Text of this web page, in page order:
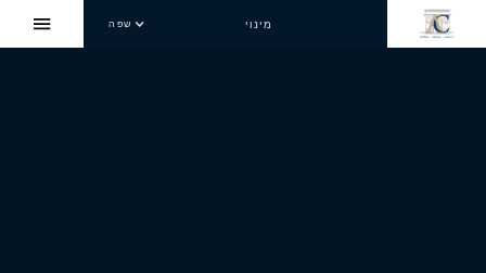
מינוי שפה